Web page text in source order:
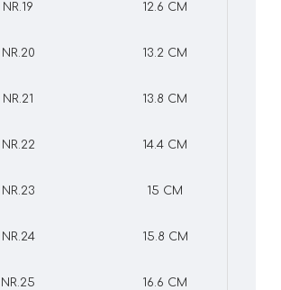
NR.19 12.6 CM
NR.20 13.2 CM
NR.21 13.8 CM
NR.22 14.4 CM
NR.23 15 CM
NR.24 15.8 CM
NR.25 16.6 CM